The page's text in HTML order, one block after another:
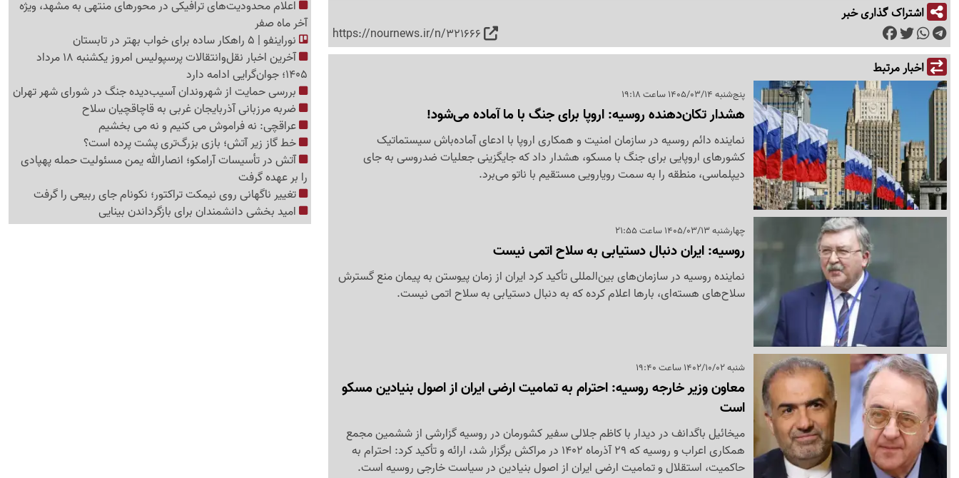
اشتراک گذاری خبر
https://nournews.ir/n/321666
اخبار مرتبط
پنج‌شنبه 1405/03/14 ساعت 19:18
هشدار تکان‌دهنده روسیه: اروپا برای جنگ با ما آماده می‌شود!
نماینده دائم روسیه در سازمان امنیت و همکاری اروپا با ادعای آماده‌باش سیستماتیک
کشورهای اروپایی برای جنگ با مسکو، هشدار داد که جایگزینی جعلیات ضدروسی به جای
دیپلماسی، منطقه را به سمت رویارویی مستقیم با ناتو می‌برد.
چهارشنبه 1405/03/13 ساعت 21:55
روسیه: ایران دنبال دستیابی به سلاح اتمی نیست
نماینده روسیه در سازمان‌های بین‌المللی تأکید کرد ایران از زمان پیوستن به پیمان منع گسترش
سلاح‌های هسته‌ای، بارها اعلام کرده که به دنبال دستیابی به سلاح اتمی نیست.
شنبه 1402/10/02 ساعت 19:40
معاون وزیر خارجه روسیه: احترام به تمامیت ارضی ایران از اصول بنیادین مسکو
است
میخائیل باگدانف در دیدار با کاظم جلالی سفیر کشورمان در روسیه گزارشی از ششمین مجمع
همکاری اعراب و روسیه که 29 آذرماه 1402 در مراکش برگزار شد، ارائه و تأکید کرد: احترام به
حاکمیت، استقلال و تمامیت ارضی ایران از اصول بنیادین در سیاست خارجی روسیه است.
اعلام محدودیت‌های ترافیکی در محورهای منتهی به مشهد، ویژه
آخر ماه صفر
نوراینفو | 5 راهکار ساده برای خواب بهتر در تابستان
آخرین اخبار نقل‌وانتقالات پرسپولیس امروز یکشنبه 18 مرداد
1405؛ جوان‌گرایی ادامه دارد
بررسی حمایت از شهروندان آسیب‌دیده جنگ در شورای شهر تهران
ضربه مرزبانی آذربایجان غربی به قاچاقچیان سلاح
عراقچی: نه فراموش می کنیم و نه می بخشیم
خط گاز زیر آتش؛ بازی بزرگ‌تری پشت پرده است؟
آتش در تأسیسات آرامکو؛ انصارالله یمن مسئولیت حمله پهپادی
را بر عهده گرفت
تغییر ناگهانی روی نیمکت تراکتور؛ نکونام جای ربیعی را گرفت
امید بخشی دانشمندان برای بازگرداندن بینایی